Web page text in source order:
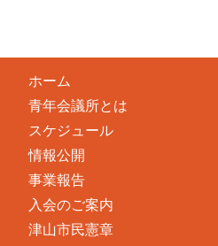
ホーム
青年会議所とは
スケジュール
情報公開
事業報告
入会のご案内
津山市民憲章